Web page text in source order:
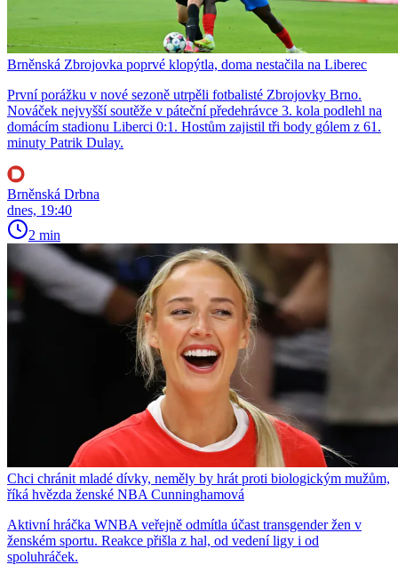
Brněnská Zbrojovka poprvé klopýtla, doma nestačila na Liberec
První porážku v nové sezoně utrpěli fotbalisté Zbrojovky Brno.
Nováček nejvyšší soutěže v páteční předehrávce 3. kola podlehl na
domácím stadionu Liberci 0:1. Hostům zajistil tři body gólem z 61.
minuty Patrik Dulay.
Brněnská Drbna
dnes, 19:40
2 min
Chci chránit mladé dívky, neměly by hrát proti biologickým mužům,
říká hvězda ženské NBA Cunninghamová
Aktivní hráčka WNBA veřejně odmítla účast transgender žen v
ženském sportu. Reakce přišla z hal, od vedení ligy i od
spoluhráček.